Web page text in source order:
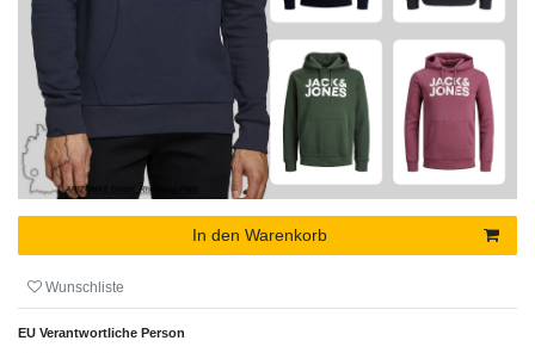
In den Warenkorb
Wunschliste
EU Verantwortliche Person